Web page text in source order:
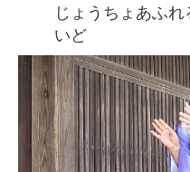
じょうちょあふ
いど